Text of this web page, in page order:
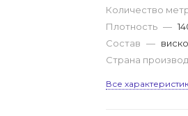
Количество
Плотность —
Состав —
Страна
Все